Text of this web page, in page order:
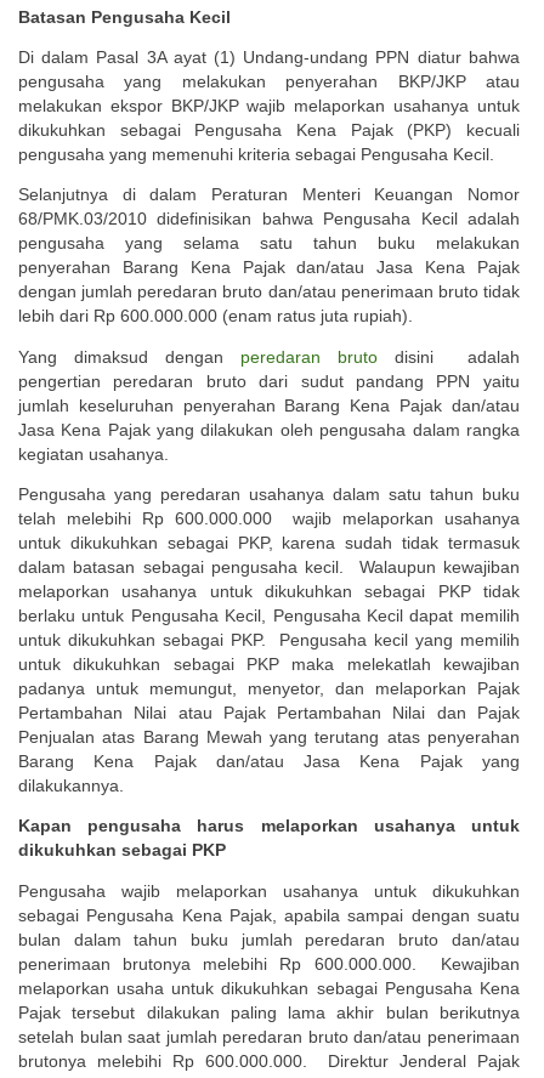
Batasan Pengusaha Kecil
Di dalam Pasal 3A ayat (1) Undang-undang PPN diatur bahwa
pengusaha yang melakukan penyerahan BKP/JKP atau
melakukan ekspor BKP/JKP wajib melaporkan usahanya untuk
dikukuhkan sebagai Pengusaha Kena Pajak (PKP) kecuali
pengusaha yang memenuhi kriteria sebagai Pengusaha Kecil.
Selanjutnya di dalam Peraturan Menteri Keuangan Nomor
68/PMK.03/2010 didefinisikan bahwa Pengusaha Kecil adalah
pengusaha yang selama satu tahun buku melakukan
penyerahan Barang Kena Pajak dan/atau Jasa Kena Pajak
dengan jumlah peredaran bruto dan/atau penerimaan bruto tidak
lebih dari Rp 600.000.000 (enam ratus juta rupiah).
Yang dimaksud dengan peredaran brutodisini adalah
pengertian peredaran bruto dari sudut pandang PPN yaitu
jumlah keseluruhan penyerahan Barang Kena Pajak dan/atau
Jasa Kena Pajak yang dilakukan oleh pengusaha dalam rangka
kegiatan usahanya.
Pengusaha yang peredaran usahanya dalam satu tahun buku
telah melebihi Rp 600.000.000 wajib melaporkan usahanya
untuk dikukuhkan sebagai PKP, karena sudah tidak termasuk
dalam batasan sebagai pengusaha kecil. Walaupun kewajiban
melaporkan usahanya untuk dikukuhkan sebagai PKP tidak
berlaku untuk Pengusaha Kecil, Pengusaha Kecil dapat memilih
untuk dikukuhkan sebagai PKP. Pengusaha kecil yang memilih
untuk dikukuhkan sebagai PKP maka melekatlah kewajiban
padanya untuk memungut, menyetor, dan melaporkan Pajak
Pertambahan Nilai atau Pajak Pertambahan Nilai dan Pajak
Penjualan atas Barang Mewah yang terutang atas penyerahan
Barang Kena Pajak dan/atau Jasa Kena Pajak yang
dilakukannya.
Kapan pengusaha harus melaporkan usahanya untuk
dikukuhkan sebagai PKP
Pengusaha wajib melaporkan usahanya untuk dikukuhkan
sebagai Pengusaha Kena Pajak, apabila sampai dengan suatu
bulan dalam tahun buku jumlah peredaran bruto dan/atau
penerimaan brutonya melebihi Rp 600.000.000. Kewajiban
melaporkan usaha untuk dikukuhkan sebagai Pengusaha Kena
Pajak tersebut dilakukan paling lama akhir bulan berikutnya
setelah bulan saat jumlah peredaran bruto dan/atau penerimaan
brutonya melebihi Rp 600.000.000. Direktur Jenderal Pajak